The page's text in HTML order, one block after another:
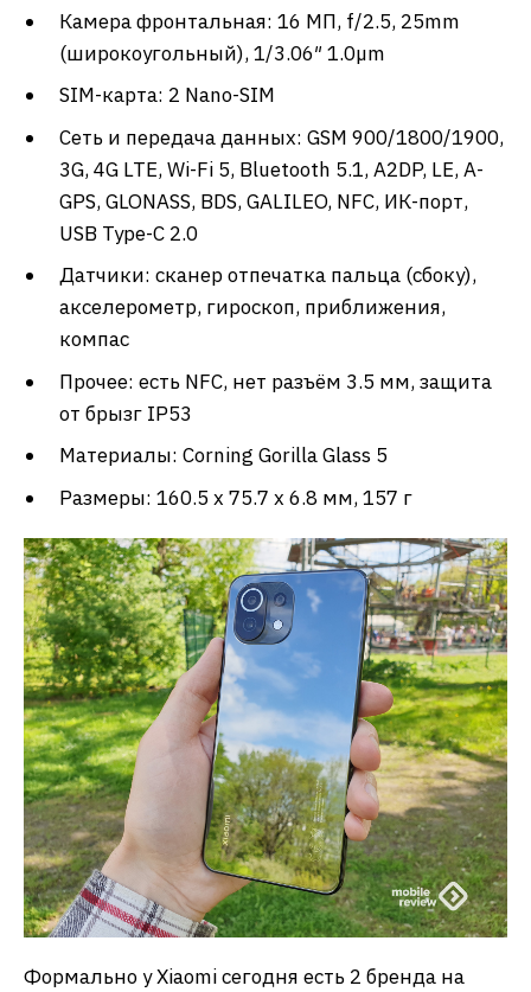
Камера фронтальная: 16 МП, f/2.5, 25mm
(широкоугольный), 1/3.06″ 1.0µm
SIM-карта: 2 Nano-SIM
Сеть и передача данных: GSM 900/1800/1900,
3G, 4G LTE, Wi-Fi 5, Bluetooth 5.1, A2DP, LE, A-
GPS, GLONASS, BDS, GALILEO, NFC, ИК-порт,
USB Type-C 2.0
Датчики: сканер отпечатка пальца (сбоку),
акселерометр, гироскоп, приближения,
компас
Прочее: есть NFC, нет разъём 3.5 мм, защита
от брызг IP53
Материалы: Corning Gorilla Glass 5
Размеры: 160.5 x 75.7 x 6.8 мм, 157 г
Формально у Xiaomi сегодня есть 2 бренда на